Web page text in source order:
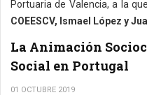
Portuaria de Valencia, a la
COEESCV, Ismael López y
La Animación
Social en Portugal
01 OCTUBRE 2019